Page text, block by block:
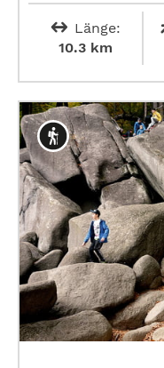
Länge:
10.3 km